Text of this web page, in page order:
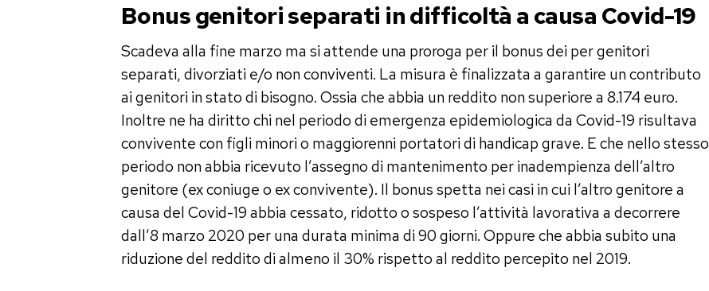
Bonus genitori separati in difficoltà a causa Covid-19
Scadeva alla fine marzo ma si attende una proroga per il bonus dei per genitori
separati, divorziati e/o non conviventi. La misura è finalizzata a garantire un contributo
ai genitori in stato di bisogno. Ossia che abbia un reddito non superiore a 8.174 euro.
Inoltre ne ha diritto chi nel periodo di emergenza epidemiologica da Covid-19 risultava
convivente con figli minori o maggiorenni portatori di handicap grave. E che nello stesso
periodo non abbia ricevuto l’assegno di mantenimento per inadempienza dell’altro
genitore (ex coniuge o ex convivente). Il bonus spetta nei casi in cui l’altro genitore a
causa del Covid-19 abbia cessato, ridotto o sospeso l’attività lavorativa a decorrere
dall’8 marzo 2020 per una durata minima di 90 giorni. Oppure che abbia subito una
riduzione del reddito di almeno il 30% rispetto al reddito percepito nel 2019.